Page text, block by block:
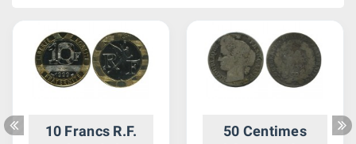
10 Francs R.F.
50 Centimes